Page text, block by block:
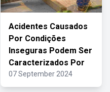
Acidentes Causados
Por Condições
Inseguras Podem Ser
Caracterizados Por
07 September 2024